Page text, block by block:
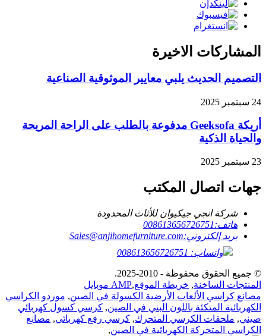
المشاركات الاخيرة
التصميم الحديث يلبي معايير الموثوقية الصناعية
24 سبتمبر 2025
أريكة Geeksofa مدفوعة بالطلب على الراحة المريحة
والحياة الذكية
23 سبتمبر 2025
جهات اتصال المكتب
شركة انجي جيكيوان للأثاث المحدودة
هاتف:008613656726751
بريد إلكتروني:Sales@anjihomefurniture.com
واتساب: 008613656726751
© جميع الحقوق محفوظة - 2010-2025.
المنتجات الساخنة, خريطة الموقع,AMP موبايل
مصانع كراسي الألعاب الأرضية الكسولة في الصين, موردو الكراسي
الكهربائية المتكئة باللون البني في الصين, كرسي كسول كهربائي
صيني, ملحقات الكرسي المتحرك, كرسي رفع كهربائي, مصانع
الكراسي المتحركة الكهربائية في الصين,